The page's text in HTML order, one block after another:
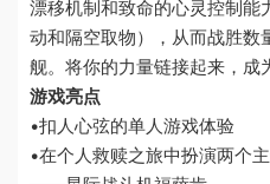
漂移机制和致命的心灵控制能
动和隔空取物），从而战胜数
舰。将你的力量链接起来，成
游戏亮点
•扣人心弦的单人游戏体验
•在个人救赎之旅中扮演两个